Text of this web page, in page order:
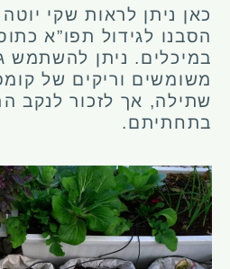
כאן ניתן לראות שקי
הסבנו לגידול תפו”א
במיכלים. ניתן להשתמש
משומשים וריקים של
שתילה, אך לזכור לנקב
בתחתיתם.